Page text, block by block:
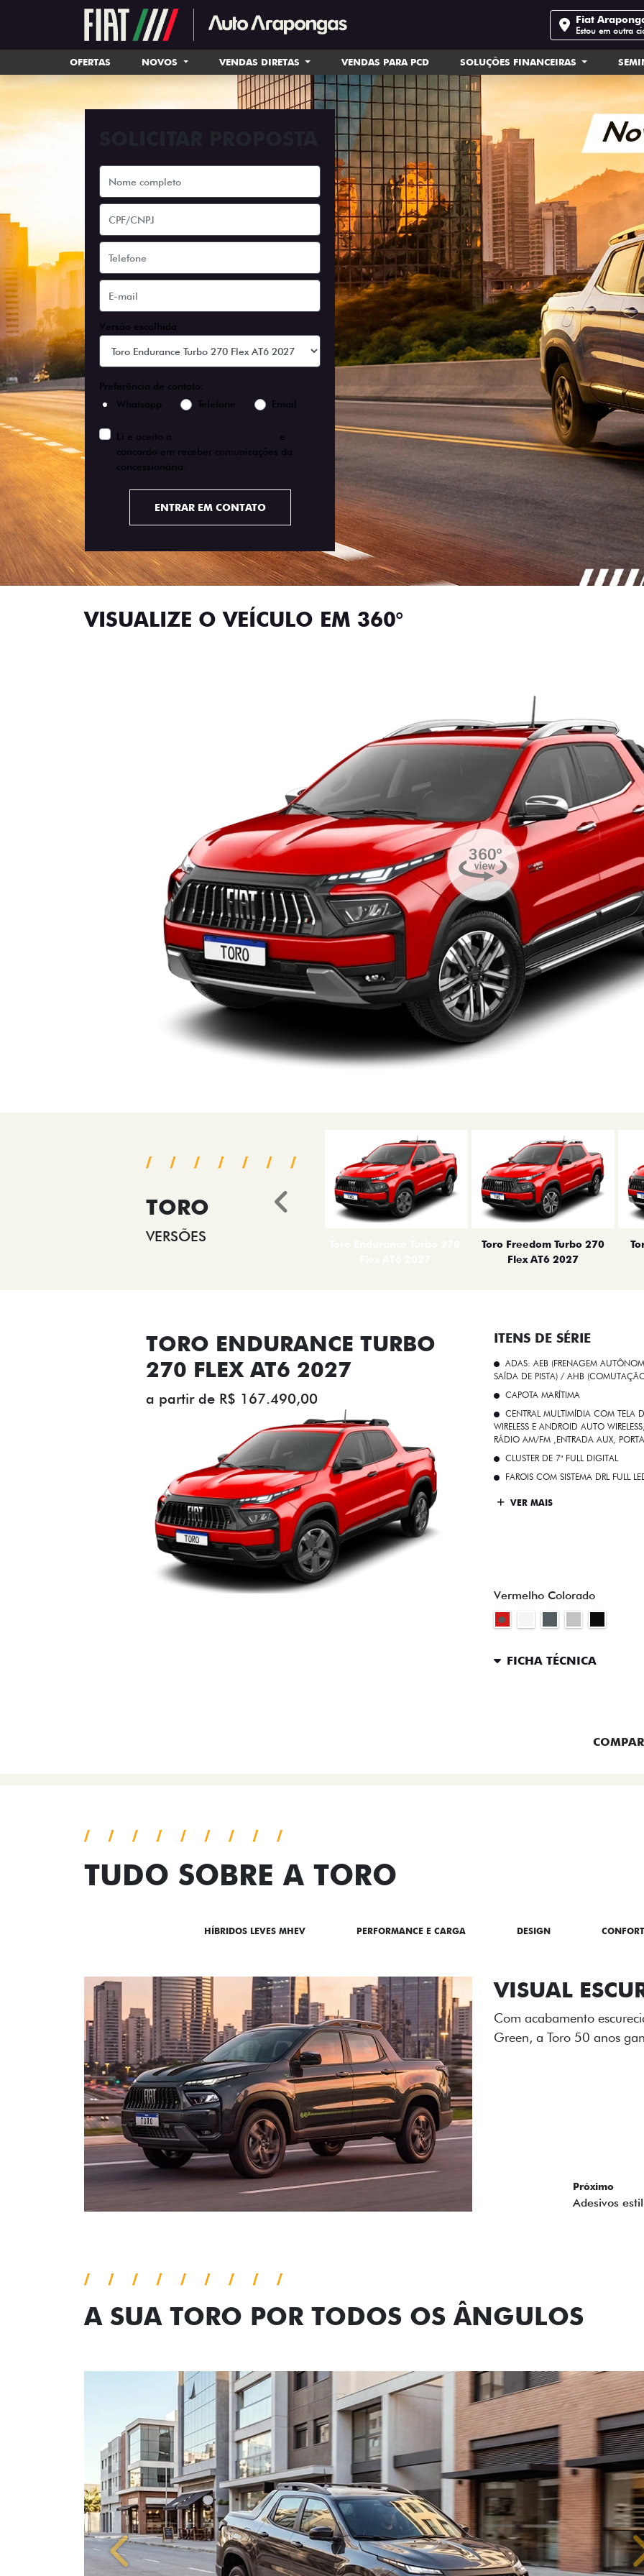
Fiat
Estou em outra
OFERTAS NOVOS VENDAS DIRETAS VENDAS PARA PCD SOLUÇÕES FINANCEIRAS
Versão escolhida
Preferência de contato:
Whatsapp
Telefone Email
Li e aceito a
e
concordo em receber comunicações da
concessionária.
ENTRAR EM CONTATO
VISUALIZE O VEÍCULO EM 360°
TORO
VERSÕES
Toro Freedom Turbo 270
Flex AT6 2027
Anterior
TORO ENDURANCE TURBO
270 FLEX AT6 2027
a partir de R$ 167.490,00
ITENS DE SÉRIE
ADAS: AEB (FRENAGEM
SAÍDA DE PISTA) / AHB
CAPOTA MARÍTIMA
CENTRAL MULTIMÍDIA COM TELA
WIRELESS E ANDROID AUTO
RÁDIO AM/FM ,ENTRADA AUX,
CLUSTER DE 7" FULL DIGITAL
FAROIS COM SISTEMA DRL FULL
VER MAIS
Vermelho Colorado
FICHA TÉCNICA
TUDO SOBRE A TORO
HÍBRIDOS LEVES MHEV PERFORMANCE E CARGA DESIGN
ADESIVOS
Os adesivos aplicados no
única dessa edição para
A SUA TORO POR TODOS OS ÂNGULOS